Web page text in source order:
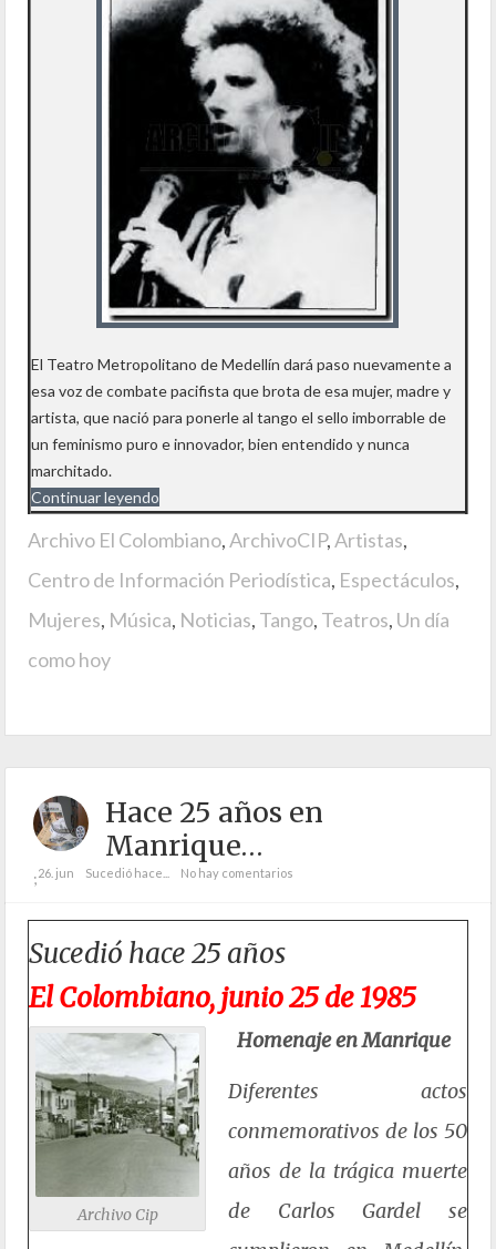
El Teatro Metropolitano de Medellín dará paso nuevamente a
esa voz de combate pacifista que brota de esa mujer, madre y
artista, que nació para ponerle al tango el sello imborrable de
un feminismo puro e innovador, bien entendido y nunca
marchitado.
Continuar leyendo
Archivo El Colombiano,ArchivoCIP,Artistas,
Centro de Información Periodística, Espectáculos,
Mujeres, Música, Noticias, Tango, Teatros, Un día
como hoy
Hace 25 años en
Manrique…
;26. jun Sucedió hace... No hay comentarios
Sucedió hace 25 años
El Colombiano, junio 25 de 1985
Archivo Cip
Homenaje en Manrique
Diferentes actos
conmemorativos de los 50
años de la trágica muerte
de Carlos Gardel se